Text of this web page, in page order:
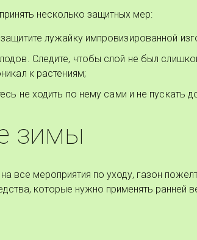
несколько защитных мер:
лужайку импровизированной
Следите, чтобы слой не был
к растениям;
не ходить по нему сами и не пускать
зимы
все мероприятия по уходу, газон
которые нужно применять ранней